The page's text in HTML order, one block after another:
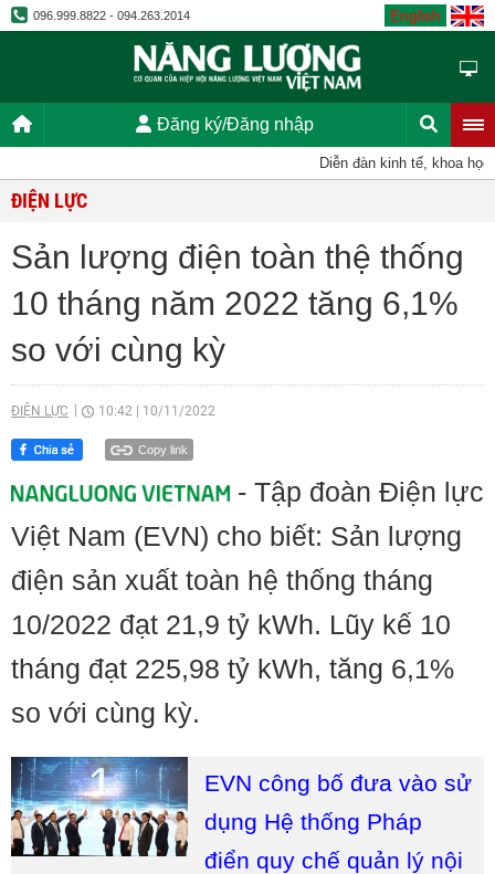
096.999.8822 - 094.263.2014 English
Đăng ký/Đăng nhập
Diễn đàn kinh tế, khoa học,
ĐIỆN LỰC
Sản lượng điện toàn thệ thống
10 tháng năm 2022 tăng 6,1%
so với cùng kỳ
ĐIỆN LỰC 10:42 10/11/2022
Copy link
- Tập đoàn Điện lực
Việt Nam (EVN) cho biết: Sản lượng
điện sản xuất toàn hệ thống tháng
10/2022 đạt 21,9 tỷ kWh. Lũy kế 10
tháng đạt 225,98 tỷ kWh, tăng 6,1%
so với cùng kỳ.
EVN công bố đưa vào sử
dụng Hệ thống Pháp
điển quy chế quản lý nội